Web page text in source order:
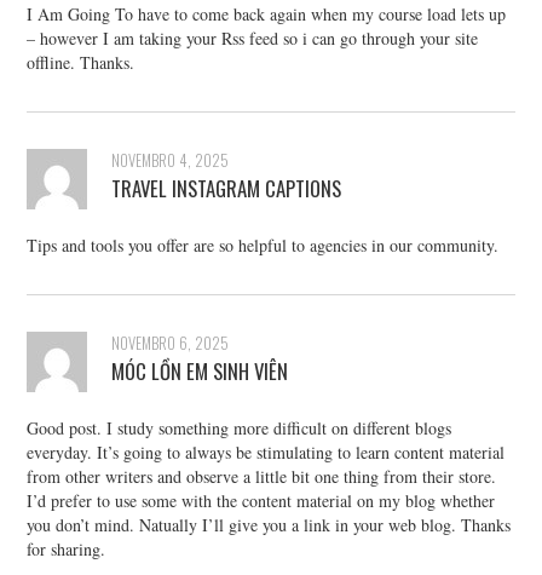
I Am Going To have to come back again when my course load lets up
– however I am taking your Rss feed so i can go through your site
offline. Thanks.
NOVEMBRO 4, 2025
TRAVEL INSTAGRAM CAPTIONS
Tips and tools you offer are so helpful to agencies in our community.
NOVEMBRO 6, 2025
MÓC LỒN EM SINH VIÊN
Good post. I study something more difficult on different blogs
everyday. It’s going to always be stimulating to learn content material
from other writers and observe a little bit one thing from their store.
I’d prefer to use some with the content material on my blog whether
you don’t mind. Natually I’ll give you a link in your web blog. Thanks
for sharing.